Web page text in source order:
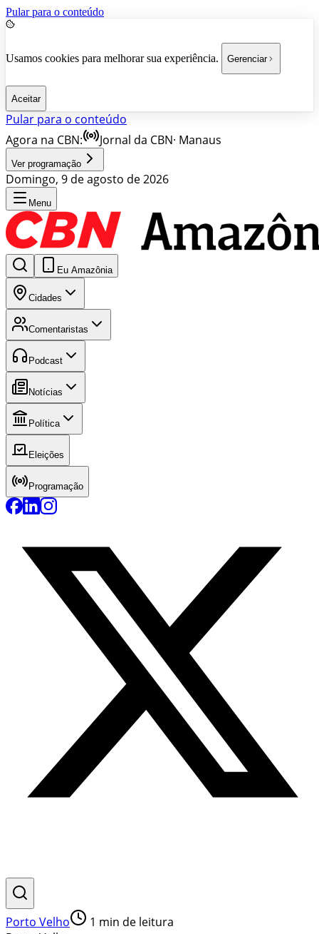
Pular para o conteúdo
Usamos cookies para melhorar sua experiência. Gerenciar
Aceitar
Pular para o conteúdo
Agora na CBN:
Jornal da CBN· Manaus
Ver programação
Domingo, 9 de agosto de 2026
Menu
Eu Amazônia
Cidades
Comentaristas
Podcast
Notícias
Política
Eleições
Programação
Porto Velho 1 min de leitura